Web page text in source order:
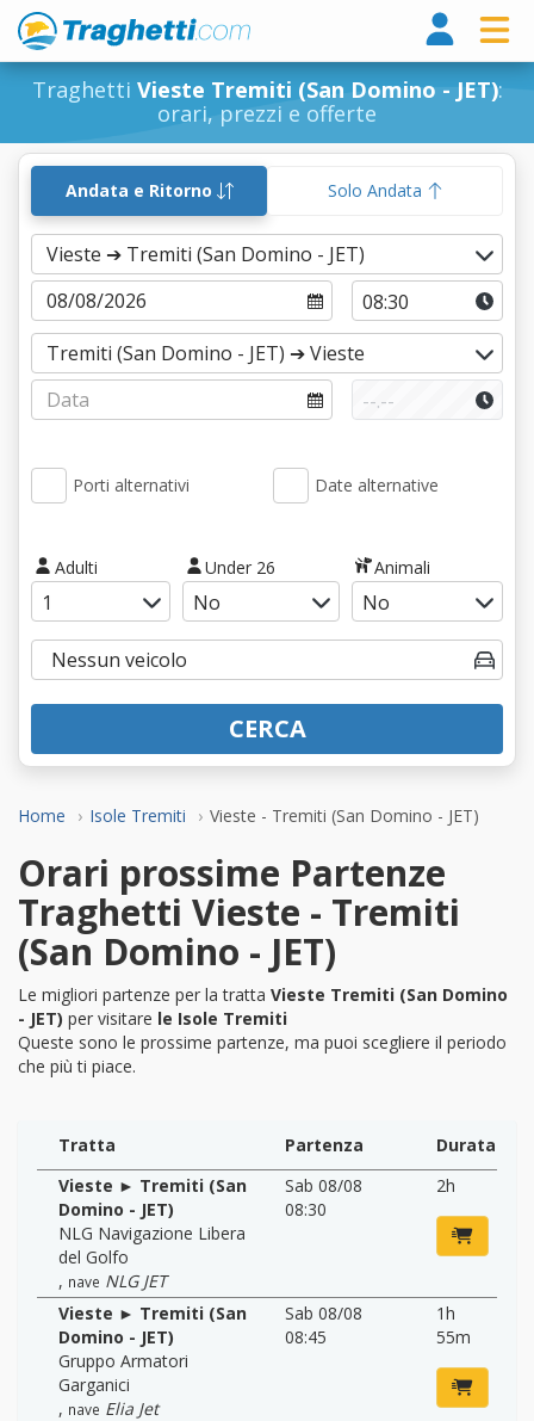
Traghetti Vieste Tremiti (San Domino - JET):
orari, prezzi e offerte
Home Isole Tremiti Vieste - Tremiti (San Domino - JET)
Andata e Ritorno Solo Andata
Porti alternativi Date alternative
Adulti Under 26 Animali
CERCA
Orari prossime Partenze
Traghetti Vieste - Tremiti
(San Domino - JET)
Le migliori partenze per la tratta Vieste Tremiti (San Domino
- JET) per visitare le Isole Tremiti
Queste sono le prossime partenze, ma puoi scegliere il periodo
che più ti piace.
Tratta Partenza
Durata
Vieste ► Tremiti (San
Domino - JET)
NLG Navigazione Libera
del Golfo
, nave NLG JET
Sab 08/08
08:30
2h
Vieste ► Tremiti (San
Domino - JET)
Gruppo Armatori
Garganici
, nave Elia Jet
Sab 08/08
08:45
1h
55m